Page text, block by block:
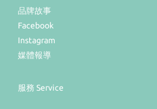
品牌故事
Facebook
Instagram
媒體報導
服務 Service